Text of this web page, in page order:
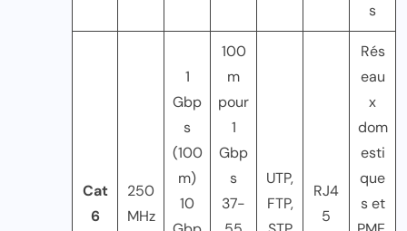
s
Cat
6
250
MHz
1
Gbp
s
(100
m)
10
100
m
pour
1
Gbp
s
37-
UTP,
FTP,
RJ4
5
Rés
eau
x
dom
esti
que
s et